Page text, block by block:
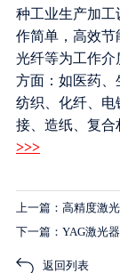
种工业生产加
作简单，高效节
光纤等为工作介
方面：如医药、
纺织、化纤、
接、造纸、复合
>>>
上一篇：高精度激
下一篇：YAG激光
返回列表